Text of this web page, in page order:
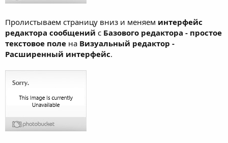
Пролистываем страницу вниз и меняем интерфейс
редактора сообщений с Базового редактора - простое
текстовое поле на Визуальный редактор -
Расширенный интерфейс.